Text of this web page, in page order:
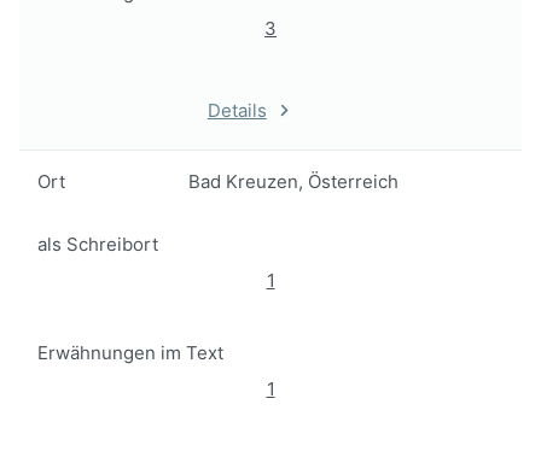
3
Details
Ort Bad Kreuzen, Österreich
als Schreibort
1
Erwähnungen im Text
1